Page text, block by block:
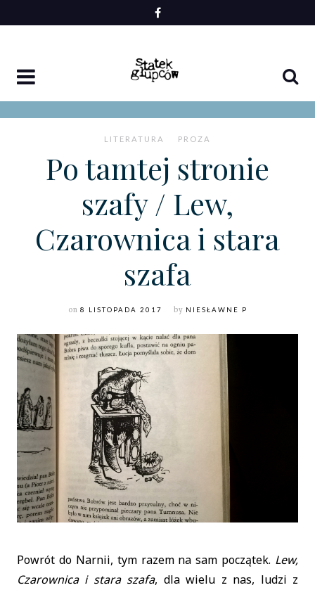
to
LITERATURA PROZA
Po tamtej stronie
szafy / Lew,
Czarownica i stara
szafa
on 8 LISTOPADA 2017 by NIESŁAWNE P
Powrót do Narnii, tym razem na sam początek. Lew,
Czarownica i stara szafa, dla wielu z nas, ludzi z